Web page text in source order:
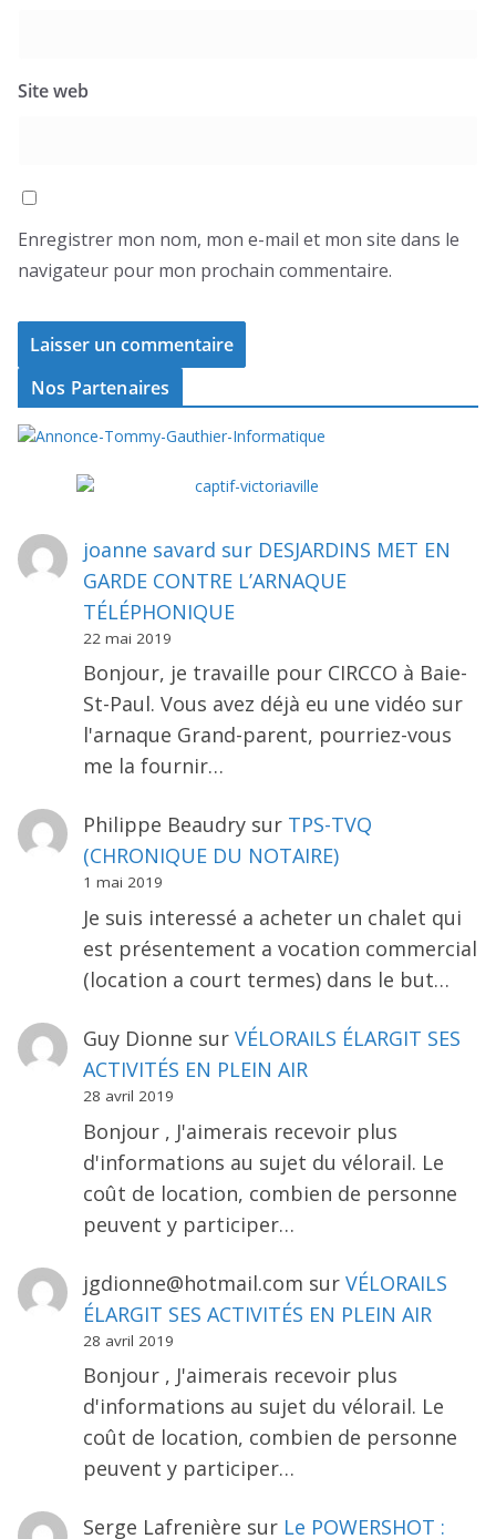
Site web
Enregistrer mon nom, mon e-mail et mon site dans le
navigateur pour mon prochain commentaire.
Nos Partenaires
joanne savard sur DESJARDINS MET EN
GARDE CONTRE L’ARNAQUE
TÉLÉPHONIQUE
22 mai 2019
Bonjour, je travaille pour CIRCCO à Baie-
St-Paul. Vous avez déjà eu une vidéo sur
l'arnaque Grand-parent, pourriez-vous
me la fournir…
Philippe Beaudrysur TPS-TVQ
(CHRONIQUE DU NOTAIRE)
1 mai 2019
Je suis interessé a acheter un chalet qui
est présentement a vocation commercial
(location a court termes) dans le but…
Guy Dionne sur VÉLORAILS ÉLARGIT SES
ACTIVITÉS EN PLEIN AIR
28 avril 2019
Bonjour , J'aimerais recevoir plus
d'informations au sujet du vélorail. Le
coût de location, combien de personne
peuvent y participer…
jgdionne@hotmail.com sur VÉLORAILS
ÉLARGIT SES ACTIVITÉS EN PLEIN AIR
28 avril 2019
Bonjour , J'aimerais recevoir plus
d'informations au sujet du vélorail. Le
coût de location, combien de personne
peuvent y participer…
Serge Lafrenière sur Le POWERSHOT :